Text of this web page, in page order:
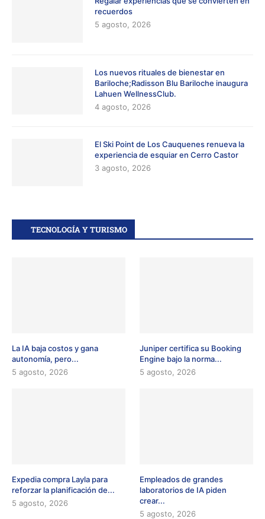
recuerdos
5 agosto, 2026
Los nuevos rituales de bienestar en
Bariloche;Radisson Blu Bariloche inaugura
Lahuen WellnessClub.
4 agosto, 2026
El Ski Point de Los Cauquenes renueva la
experiencia de esquiar en Cerro Castor
3 agosto, 2026
TECNOLOGÍA Y TURISMO
La IA baja costos y gana
autonomía, pero...
5 agosto, 2026
Juniper certifica su Booking
Engine bajo la norma...
5 agosto, 2026
Expedia compra Layla para
reforzar la planificación de...
5 agosto, 2026
Empleados de grandes
laboratorios de IA piden
crear...
5 agosto, 2026